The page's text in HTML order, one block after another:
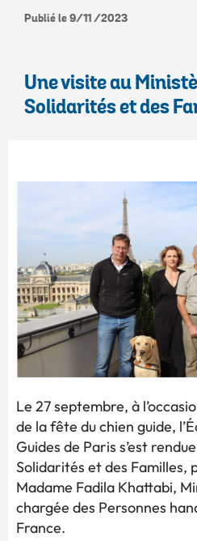
Publié le 9/11 /2023
Une visite au
Solidarités et des
Le 27 septembre, à
de la fête du chien guide,
Guides de Paris s’est
Solidarités et des Familles,
Madame Fadila Khattabi,
chargée des Personnes
France.